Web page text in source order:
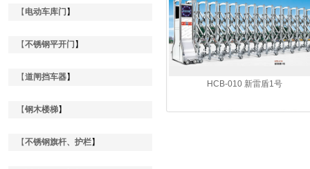
【 电动车库门 】
【不锈钢平开门 】
【道闸挡车器】
【钢木楼梯】
【不锈钢旗杆、护栏】
HCB-010 新雷盾1号